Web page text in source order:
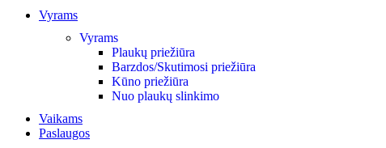
Vyrams
Vyrams
Plaukų priežiūra
Barzdos/Skutimosi priežiūra
Kūno priežiūra
Nuo plaukų slinkimo
Vaikams
Paslaugos